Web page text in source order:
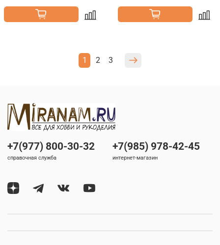
1 2 3
+7(977) 800-30-32
справочная служба
+7(985) 978-42-45
интернет-магазин